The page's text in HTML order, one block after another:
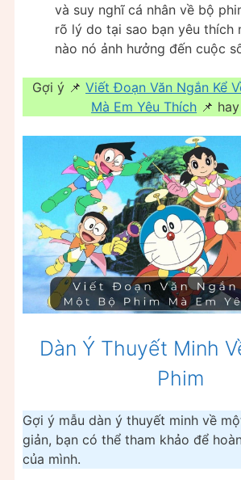
và suy nghĩ cá nhân về bộ
rõ lý do tại sao bạn yêu thích
nào nó ảnh hưởng đến cuộc
Gợi ý 📌 Viết Đoạn Văn Ngắn Kể
Mà Em Yêu Thích 📌
Dàn Ý Thuyết Minh
Phim
Gợi ý mẫu dàn ý thuyết minh về
giản, bạn có thể tham khảo để
của mình.